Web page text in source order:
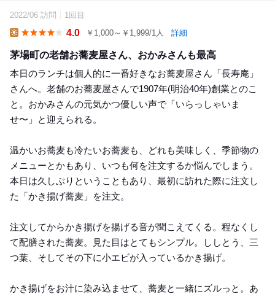
12
2022/06 訪問 1回目
4.0 ￥1,000～￥1,999/1人 詳細
茅場町の老舗お蕎麦屋さん、おかみさんも最高
本日のランチは個人的に一番好きなお蕎麦屋さん「長寿庵」
さんへ。老舗のお蕎麦屋さんで1907年(明治40年)創業とのこ
と。おかみさんの元気かつ優しい声で「いらっしゃいま
せ〜」と迎えられる。
温かいお蕎麦も冷たいお蕎麦も、どれも美味しく、季節物の
メニューとかもあり、いつも何を注文するか悩んでしまう。
本日は久しぶりということもあり、最初に訪れた際に注文し
た「かき揚げ蕎麦」を注文。
注文してからかき揚げを揚げる音が聞こえてくる。程なくし
て配膳された蕎麦。見た目はとてもシンプル。ししとう、三
つ葉、そしてその下に小エビが入っているかき揚げ。
かき揚げをお汁に染み込ませて、蕎麦と一緒にズルっと。あ